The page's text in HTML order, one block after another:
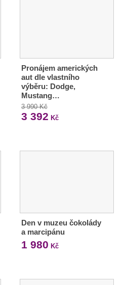
Pronájem amerických
aut dle vlastního
výběru: Dodge,
Mustang…
3 990 Kč
3 392 Kč
Den v muzeu čokolády
a marcipánu
1 980 Kč